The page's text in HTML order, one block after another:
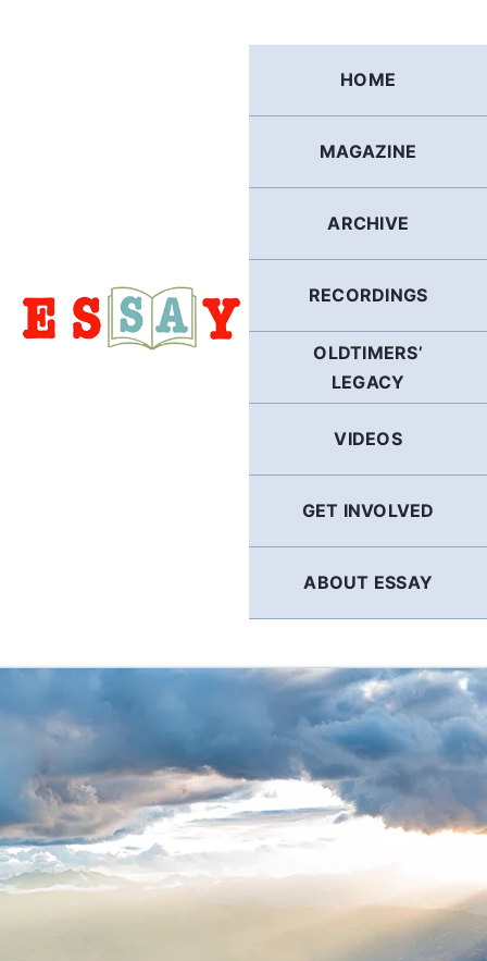
HOME
MAGAZINE
ARCHIVE
RECORDINGS
OLDTIMERS’
LEGACY
VIDEOS
GET INVOLVED
ABOUT ESSAY